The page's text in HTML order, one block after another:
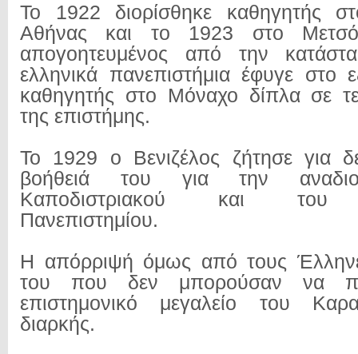
Το 1922 διορίσθηκε καθηγητής
Αθήνας και το 1923 στο
απογοητευμένος από την
ελληνικά πανεπιστήμια έφυγε στο
καθηγητής στο Μόναχο δίπλα σε
της επιστήμης.
Το 1929 ο Βενιζέλος ζήτησε για
βοήθειά του για την
Καποδιστριακού και του
Πανεπιστημίου.
Η απόρριψή όμως από τους
του που δεν μπορούσαν να
επιστημονικό μεγαλείο του
διαρκής.